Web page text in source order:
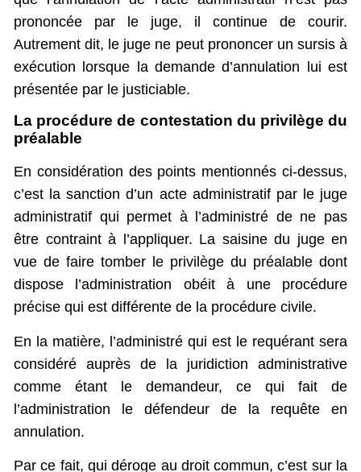
prononcée par le juge, il continue de courir.
Autrement dit, le juge ne peut prononcer un sursis à
exécution lorsque la demande d’annulation lui est
présentée par le justiciable.
La procédure de contestation du privilège du
préalable
En considération des points mentionnés ci-dessus,
c’est la sanction d’un acte administratif par le juge
administratif qui permet à l’administré de ne pas
être contraint à l’appliquer. La saisine du juge en
vue de faire tomber le privilège du préalable dont
dispose l’administration obéit à une procédure
précise qui est différente de la procédure civile.
En la matière, l’administré qui est le requérant sera
considéré auprès de la juridiction administrative
comme étant le demandeur, ce qui fait de
l’administration le défendeur de la requête en
annulation.
Par ce fait, qui déroge au droit commun, c’est sur la